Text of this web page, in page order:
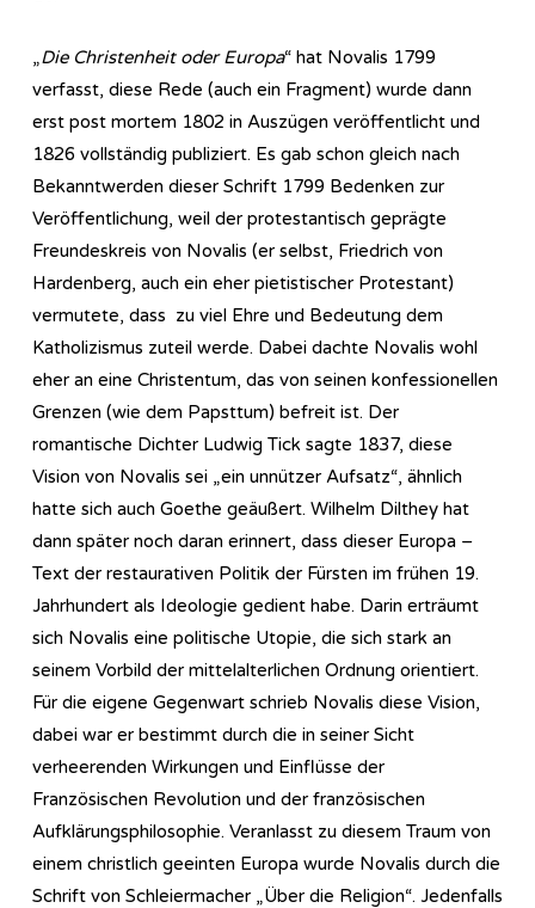
„Die Christenheit oder Europa“ hat Novalis 1799
verfasst, diese Rede (auch ein Fragment) wurde dann
erst post mortem 1802 in Auszügen veröffentlicht und
1826 vollständig publiziert. Es gab schon gleich nach
Bekanntwerden dieser Schrift 1799 Bedenken zur
Veröffentlichung, weil der protestantisch geprägte
Freundeskreis von Novalis (er selbst, Friedrich von
Hardenberg, auch ein eher pietistischer Protestant)
vermutete, dass zu viel Ehre und Bedeutung dem
Katholizismus zuteil werde. Dabei dachte Novalis wohl
eher an eine Christentum, das von seinen konfessionellen
Grenzen (wie dem Papsttum) befreit ist. Der
romantische Dichter Ludwig Tick sagte 1837, diese
Vision von Novalis sei „ein unnützer Aufsatz“, ähnlich
hatte sich auch Goethe geäußert. Wilhelm Dilthey hat
dann später noch daran erinnert, dass dieser Europa –
Text der restaurativen Politik der Fürsten im frühen 19.
Jahrhundert als Ideologie gedient habe. Darin erträumt
sich Novalis eine politische Utopie, die sich stark an
seinem Vorbild der mittelalterlichen Ordnung orientiert.
Für die eigene Gegenwart schrieb Novalis diese Vision,
dabei war er bestimmt durch die in seiner Sicht
verheerenden Wirkungen und Einflüsse der
Französischen Revolution und der französischen
Aufklärungsphilosophie. Veranlasst zu diesem Traum von
einem christlich geeinten Europa wurde Novalis durch die
Schrift von Schleiermacher „Über die Religion“. Jedenfalls